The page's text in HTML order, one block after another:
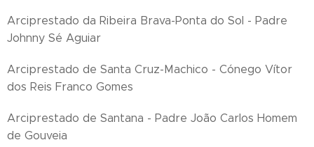
Arciprestado da Ribeira Brava-Ponta do Sol - Padre
Johnny Sé Aguiar
Arciprestado de Santa Cruz-Machico - Cónego Vítor
dos Reis Franco Gomes
Arciprestado de Santana - Padre João Carlos Homem
de Gouveia